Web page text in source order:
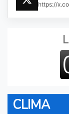
https://
CLIMA